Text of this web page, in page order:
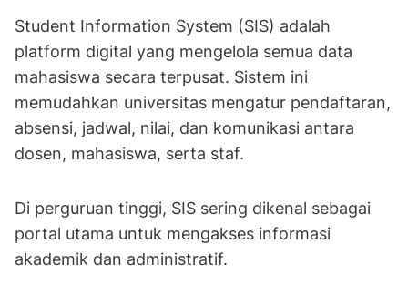
Student Information System (SIS) adalah
platform digital yang mengelola semua data
mahasiswa secara terpusat. Sistem ini
memudahkan universitas mengatur pendaftaran,
absensi, jadwal, nilai, dan komunikasi antara
dosen, mahasiswa, serta staf.
Di perguruan tinggi, SIS sering dikenal sebagai
portal utama untuk mengakses informasi
akademik dan administratif.